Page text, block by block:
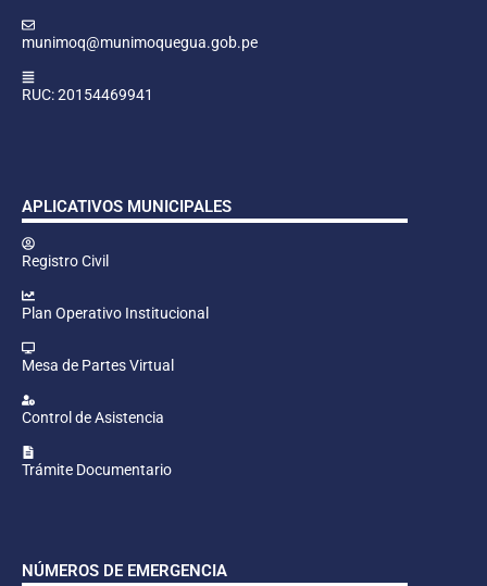
munimoq@munimoquegua.gob.pe
RUC: 20154469941
APLICATIVOS MUNICIPALES
Registro Civil
Plan Operativo Institucional
Mesa de Partes Virtual
Control de Asistencia
Trámite Documentario
NÚMEROS DE EMERGENCIA